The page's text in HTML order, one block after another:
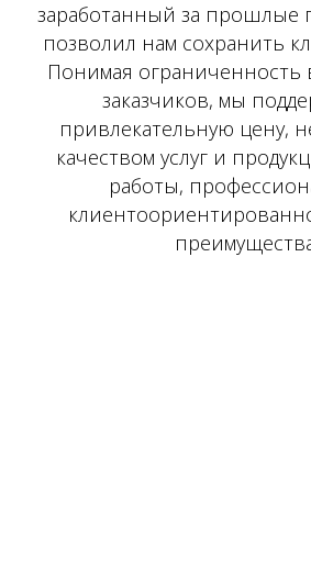
заработанный за прошлые
позволил нам сохранить
Понимая ограниченность
заказчиков, мы
привлекательную цену,
качеством услуг и
работы,